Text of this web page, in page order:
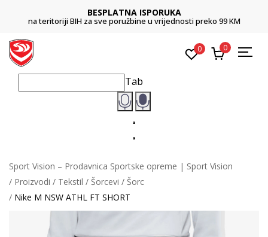
BESPLATNA ISPORUKA
na teritoriji BIH za sve poružbine u vrijednosti preko 99 KM
0 0
Tab
Sport Vision – Prodavnica Sportske opreme | Sport Vision
Proizvodi
Tekstil Šorcevi
Šorc
Nike M NSW ATHL FT SHORT